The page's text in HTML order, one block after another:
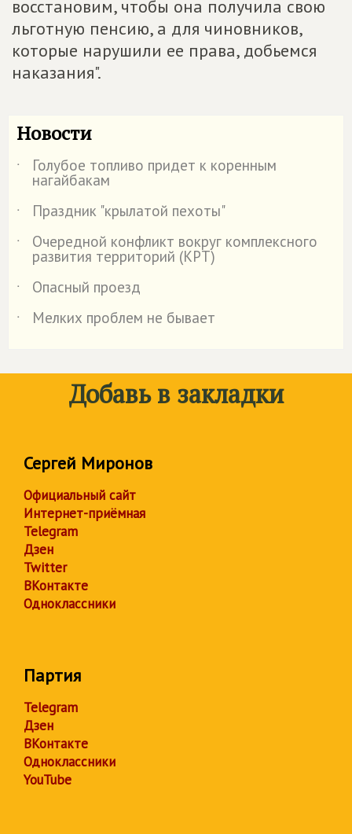
восстановим, чтобы она получила свою
льготную пенсию, а для чиновников,
которые нарушили ее права, добьемся
наказания".
Новости
˙ Голубое топливо придет к коренным
нагайбакам
˙
Праздник "крылатой пехоты"
˙
Очередной конфликт вокруг комплексного
развития территорий (КРТ)
˙
Опасный проезд
˙
Мелких проблем не бывает
Добавь в закладки
Сергей Миронов
Официальный сайт
Интернет-приёмная
Telegram
Дзен
Twitter
ВКонтакте
Одноклассники
Партия
Telegram
Дзен
ВКонтакте
Одноклассники
YouTube